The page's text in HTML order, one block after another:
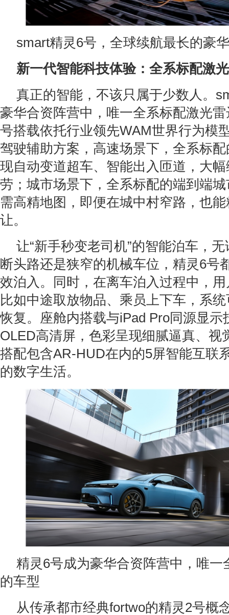
smart精灵6号，全球续航最长的豪
新一代智能科技体验：全系标配激
真正的智能，不该只属于少数人。
豪华合资阵营中，唯一全系标配激光
号搭载依托行业领先WAM世界行为模
驾驶辅助方案，高速场景下，全系标
现自动变道超车、智能出入匝道，大
劳；城市场景下，全系标配的端到端
需高精地图，即便在城中村窄路，也
让。
让“新手秒变老司机”的智能泊车，
断头路还是狭窄的机械车位，精灵6号
效泊入。同时，在离车泊入过程中，
比如中途取放物品、乘员上下车，系
恢复。座舱内搭载与iPad Pro同源显示
OLED高清屏，色彩呈现细腻逼真、视
搭配包含AR-HUD在内的5屏智能互联
的数字生活。
精灵6号成为豪华合资阵营中，唯一
的车型
从传承都市经典fortwo的精灵2号概